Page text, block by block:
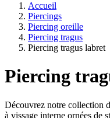
Accueil
Piercings
Piercing oreille
Piercing tragus
Piercing tragus labret
Piercing
Découvrez notre collection
à vissage interne ornées de